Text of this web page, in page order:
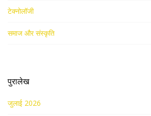
टेक्नोलॉजी
समाज और संस्कृति
पुरालेख
जुलाई 2026